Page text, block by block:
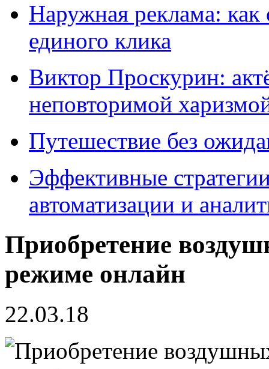
Наружная реклама: как
единого клика
Виктор Проскурин:
неповторимой
Путешествие без
Эффективные
автоматизации и
Приобретение
режиме онлайн
22.03.18